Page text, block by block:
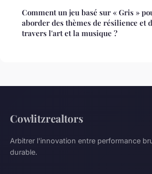
Comment un jeu basé sur « Gris »
aborder des thèmes de résilience et
travers l'art et la musique ?
Cowlitzrealtors
Arbitrer l'innovation entre performance
durable.